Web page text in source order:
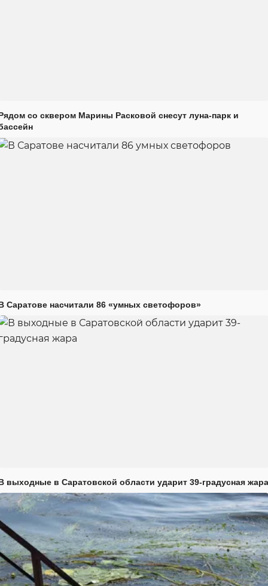
со сквером Марины Расковой снесут луна-парк и
Саратове насчитали 86 «умных светофоров»
выходные в Саратовской области ударит 39-градусная жара